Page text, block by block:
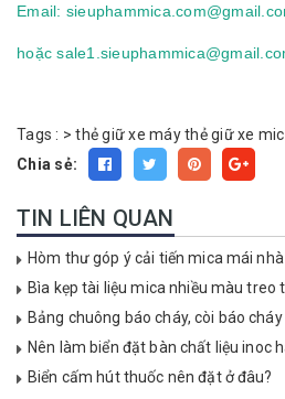
Email:
hoặc
Tags : >thẻ giữ xe máy thẻ giữ xe
Chia sẻ:
TIN LIÊN QUAN
Hòm thư góp ý cải tiến mica mái nhà
Bìa kẹp tài liệu mica nhiều màu treo
Bảng chuông báo cháy, còi báo
Nên làm biển đặt bàn chất liệu inoc
Biển cấm hút thuốc nên đặt ở đâu?